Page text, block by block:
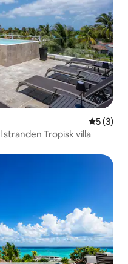
5 av 5 i
5 (3)
stranden Tropisk villa